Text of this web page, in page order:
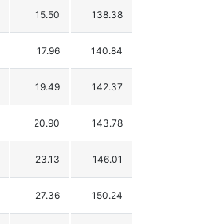
15.50 138.38
17.96 140.84
19.49 142.37
20.90 143.78
23.13 146.01
27.36 150.24